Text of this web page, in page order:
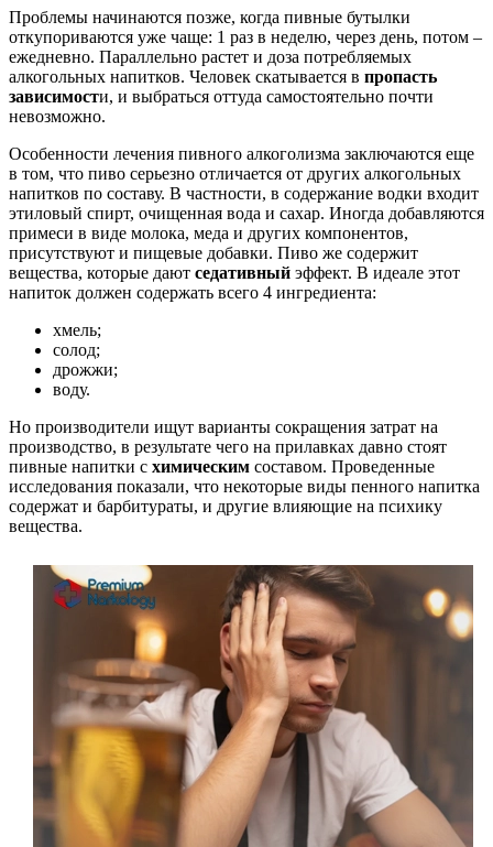
Проблемы начинаются позже, когда пивные бутылки
откупориваются уже чаще: 1 раз в неделю, через день, потом –
ежедневно. Параллельно растет и доза потребляемых
алкогольных напитков. Человек скатывается в пропасть
зависимости, и выбраться оттуда самостоятельно почти
невозможно.
Особенности лечения пивного алкоголизма заключаются еще
в том, что пиво серьезно отличается от других алкогольных
напитков по составу. В частности, в содержание водки входит
этиловый спирт, очищенная вода и сахар. Иногда добавляются
примеси в виде молока, меда и других компонентов,
присутствуют и пищевые добавки. Пиво же содержит
вещества, которые дают седативный эффект. В идеале этот
напиток должен содержать всего 4 ингредиента:
хмель;
солод;
дрожжи;
воду.
Но производители ищут варианты сокращения затрат на
производство, в результате чего на прилавках давно стоят
пивные напитки с химическим составом. Проведенные
исследования показали, что некоторые виды пенного напитка
содержат и барбитураты, и другие влияющие на психику
вещества.